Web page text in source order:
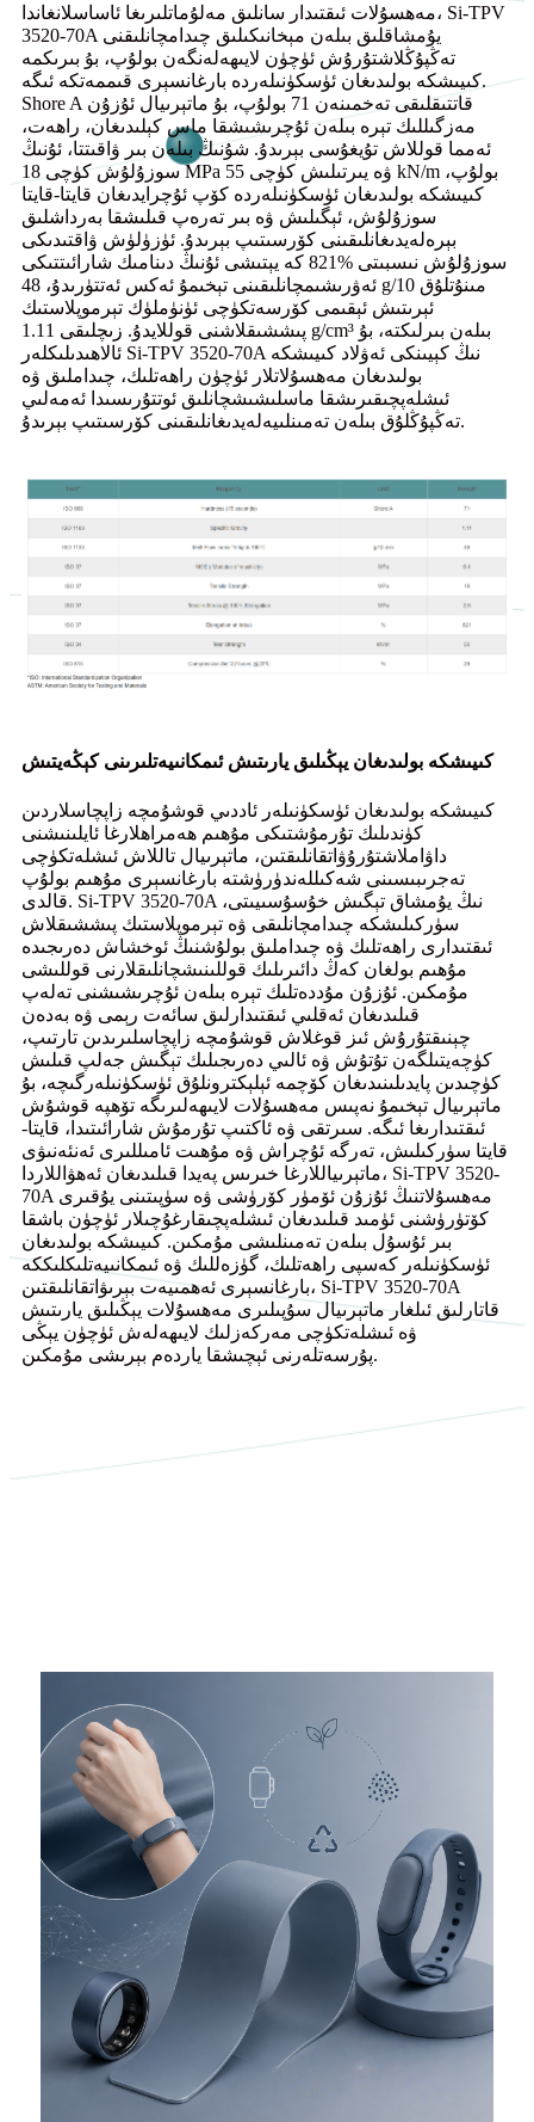
مەھسۇلات ئىقتىدار سانلىق مەلۇماتلىرىغا ئاساسلانغاندا، Si-TPV
3520-70A يۇمشاقلىق بىلەن مېخانىكىلىق چىدامچانلىقنى
تەڭپۇڭلاشتۇرۇش ئۈچۈن لايىھەلەنگەن بولۇپ، بۇ بىرىكمە
كىيىشكە بولىدىغان ئۈسكۈنىلەردە بارغانسېرى قىممەتكە ئىگە.
Shore A قاتتىقلىقى تەخمىنەن 71 بولۇپ، بۇ ماتېرىيال ئۇزۇن
مەزگىللىك تېرە بىلەن ئۇچرىشىشقا ماس كېلىدىغان، راھەت،
ئەمما قوللاش تۇيغۇسى بېرىدۇ. شۇنىڭ بىلەن بىر ۋاقىتتا، ئۇنىڭ
سوزۇلۇش كۈچى 18 MPa ۋە يىرتىلىش كۈچى 55 kN/m بولۇپ،
كىيىشكە بولىدىغان ئۈسكۈنىلەردە كۆپ ئۇچرايدىغان قايتا-قايتا
سوزۇلۇش، ئېگىلىش ۋە بىر تەرەپ قىلىشقا بەرداشلىق
بېرەلەيدىغانلىقىنى كۆرسىتىپ بېرىدۇ. ئۈزۈلۈش ۋاقتىدىكى
سوزۇلۇش نىسبىتى %821 كە يېتىشى ئۇنىڭ دىنامىك شارائىتتىكى
ئەۋرىشىمچانلىقىنى تېخىمۇ ئەكس ئەتتۈرىدۇ، 48 g/10 مىنۇتلۇق
ئېرىتىش ئېقىمى كۆرسەتكۈچى ئۈنۈملۈك تېرموپلاستىك
پىششىقلاشنى قوللايدۇ. زىچلىقى 1.11 g/cm³ بىلەن بىرلىكتە، بۇ
ئالاھىدىلىكلەر Si-TPV 3520-70A نىڭ كېيىنكى ئەۋلاد كىيىشكە
بولىدىغان مەھسۇلاتلار ئۈچۈن راھەتلىك، چىداملىق ۋە
ئىشلەپچىقىرىشقا ماسلىشىشچانلىق ئوتتۇرىسىدا ئەمەلىي
تەڭپۇڭلۇق بىلەن تەمىنلىيەلەيدىغانلىقىنى كۆرسىتىپ بېرىدۇ.
كىيىشكە بولىدىغان يېڭىلىق يارىتىش ئىمكانىيەتلىرىنى كېڭەيتىش
كىيىشكە بولىدىغان ئۈسكۈنىلەر ئاددىي قوشۇمچە زاپچاسلاردىن
كۈندىلىك تۇرمۇشتىكى مۇھىم ھەمراھلارغا ئايلىنىشنى
داۋاملاشتۇرۇۋاتقانلىقتىن، ماتېرىيال تاللاش ئىشلەتكۈچى
تەجرىبىسىنى شەكىللەندۈرۈشتە بارغانسېرى مۇھىم بولۇپ
قالدى. Si-TPV 3520-70A نىڭ يۇمشاق تېگىش خۇسۇسىيىتى،
سۈركىلىشكە چىدامچانلىقى ۋە تېرموپلاستىك پىششىقلاش
ئىقتىدارى راھەتلىك ۋە چىداملىق بولۇشنىڭ ئوخشاش دەرىجىدە
مۇھىم بولغان كەڭ دائىرىلىك قوللىنىشچانلىقلارنى قوللىشى
مۇمكىن. ئۇزۇن مۇددەتلىك تېرە بىلەن ئۇچرىشىشنى تەلەپ
قىلىدىغان ئەقلىي ئىقتىدارلىق سائەت رېمى ۋە بەدەن
چېنىقتۇرۇش ئىز قوغلاش قوشۇمچە زاپچاسلىرىدىن تارتىپ،
كۈچەيتىلگەن تۇتۇش ۋە ئالىي دەرىجىلىك تېگىش جەلپ قىلىش
كۈچىدىن پايدىلىنىدىغان كۆچمە ئېلېكترونلۇق ئۈسكۈنىلەرگىچە، بۇ
ماتېرىيال تېخىمۇ نەپىس مەھسۇلات لايىھەلىرىگە تۆھپە قوشۇش
ئىقتىدارىغا ئىگە. سىرتقى ۋە ئاكتىپ تۇرمۇش شارائىتىدا، قايتا-
قايتا سۈركىلىش، تەرگە ئۇچراش ۋە مۇھىت ئامىللىرى ئەنئەنىۋى
ماتېرىياللارغا خىرىس پەيدا قىلىدىغان ئەھۋاللاردا، Si-TPV 3520-
70A مەھسۇلاتنىڭ ئۇزۇن ئۆمۈر كۆرۈشى ۋە سۈپىتىنى يۇقىرى
كۆتۈرۈشنى ئۈمىد قىلىدىغان ئىشلەپچىقارغۇچىلار ئۈچۈن باشقا
بىر ئۇسۇل بىلەن تەمىنلىشى مۇمكىن. كىيىشكە بولىدىغان
ئۈسكۈنىلەر كەسپى راھەتلىك، گۈزەللىك ۋە ئىمكانىيەتلىكلىككە
بارغانسېرى ئەھمىيەت بېرىۋاتقانلىقتىن، Si-TPV 3520-70A
قاتارلىق ئىلغار ماتېرىيال سۇپىلىرى مەھسۇلات يېڭىلىق يارىتىش
ۋە ئىشلەتكۈچى مەركەزلىك لايىھەلەش ئۈچۈن يېڭى
پۇرسەتلەرنى ئېچىشقا ياردەم بېرىشى مۇمكىن.